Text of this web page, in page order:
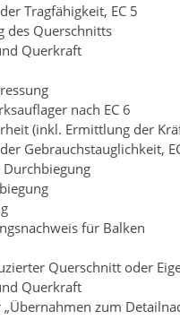
Tragfähigkeit, EC 5
des Querschnitts
Querkraft
nach EC 6
(inkl. Ermittlung der
Gebrauchstauglichkeit,
Durchbiegung
für Balken
Querschnitt oder
Querkraft
zum